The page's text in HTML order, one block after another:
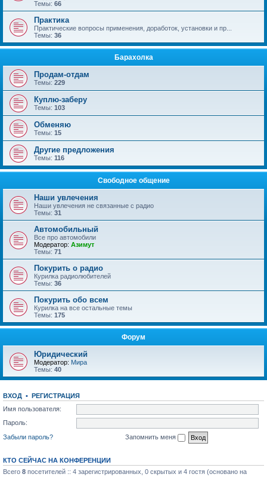
Темы: 66
Практика
Практические вопросы применения, доработок, установки и пр...
Темы: 36
Барахолка
Продам-отдам
Темы: 229
Куплю-заберу
Темы: 103
Обменяю
Темы: 15
Другие предложения
Темы: 116
Свободное общение
Наши увлечения
Наши увлечения не связанные с радио
Темы: 31
Автомобильный
Все про автомобили
Модератор: Азимут
Темы: 71
Покурить о радио
Курилка радиолюбителей
Темы: 36
Покурить обо всем
Курилка на все остальные темы
Темы: 175
Форум
Юридический
Модератор: Мира
Темы: 40
ВХОД • РЕГИСТРАЦИЯ
Имя пользователя:
Пароль:
Забыли пароль?
Запомнить меня
КТО СЕЙЧАС НА КОНФЕРЕНЦИИ
Всего 8 посетителей :: 4 зарегистрированных, 0 скрытых и 4 гостя (основано на